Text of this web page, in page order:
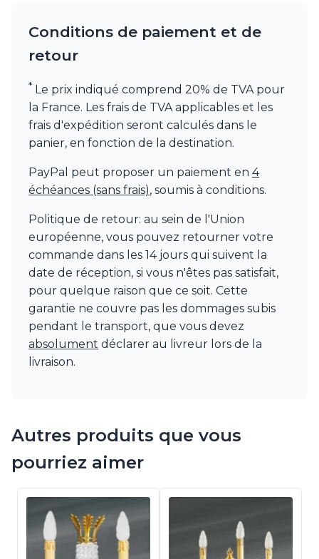
Conditions de paiement et de
retour
* Le prix indiqué comprend 20% de TVA pour
la France. Les frais de TVA applicables et les
frais d'expédition seront calculés dans le
panier, en fonction de la destination.
PayPal peut proposer un paiement en 4
échéances (sans frais), soumis à conditions.
Politique de retour: au sein de l'Union
européenne, vous pouvez retourner votre
commande dans les 14 jours qui suivent la
date de réception, si vous n'êtes pas satisfait,
pour quelque raison que ce soit. Cette
garantie ne couvre pas les dommages subis
pendant le transport, que vous devez
absolument déclarer au livreur lors de la
livraison.
Autres produits que vous
pourriez aimer